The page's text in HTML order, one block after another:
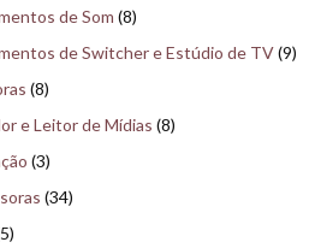
de Som (8)
de Switcher e Estúdio de TV(9)
(8)
e Leitor de Mídias (8)
(3)
(34)